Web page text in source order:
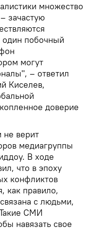
множество
зачастую
побочный
могут
– ответил
Киселев,
доверие
не верит
медиагруппы
В ходе
что в эпоху
конфликтов
как правило,
с людьми,
СМИ
навязать свое